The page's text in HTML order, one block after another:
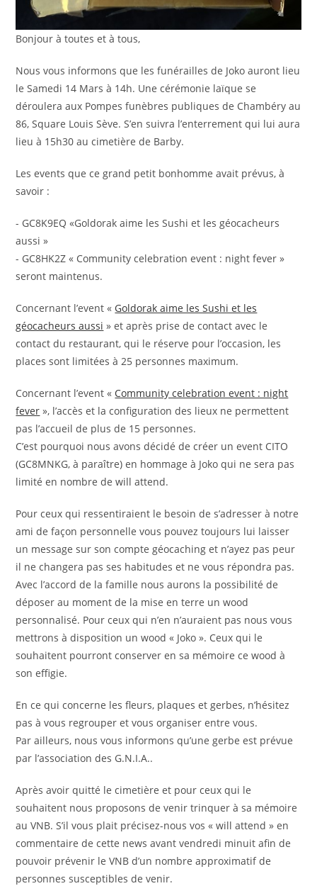
Bonjour à toutes et à tous,
Nous vous informons que les funérailles de Joko auront lieu
le Samedi 14 Mars à 14h. Une cérémonie laïque se
déroulera aux Pompes funèbres publiques de Chambéry au
86, Square Louis Sève. S’en suivra l’enterrement qui lui aura
lieu à 15h30 au cimetière de Barby.
Les events que ce grand petit bonhomme avait prévus, à
savoir :
- GC8K9EQ «Goldorak aime les Sushi et les géocacheurs
aussi »
- GC8HK2Z « Community celebration event : night fever »
seront maintenus.
Concernant l’event « Goldorak aime les Sushi et les
géocacheurs aussi » et après prise de contact avec le
contact du restaurant, qui le réserve pour l’occasion, les
places sont limitées à 25 personnes maximum.
Concernant l’event « Community celebration event : night
fever », l’accès et la configuration des lieux ne permettent
pas l’accueil de plus de 15 personnes.
C’est pourquoi nous avons décidé de créer un event CITO
(GC8MNKG, à paraître) en hommage à Joko qui ne sera pas
limité en nombre de will attend.
Pour ceux qui ressentiraient le besoin de s’adresser à notre
ami de façon personnelle vous pouvez toujours lui laisser
un message sur son compte géocaching et n’ayez pas peur
il ne changera pas ses habitudes et ne vous répondra pas.
Avec l’accord de la famille nous aurons la possibilité de
déposer au moment de la mise en terre un wood
personnalisé. Pour ceux qui n’en n’auraient pas nous vous
mettrons à disposition un wood « Joko ». Ceux qui le
souhaitent pourront conserver en sa mémoire ce wood à
son effigie.
En ce qui concerne les fleurs, plaques et gerbes, n’hésitez
pas à vous regrouper et vous organiser entre vous.
Par ailleurs, nous vous informons qu’une gerbe est prévue
par l’association des G.N.I.A..
Après avoir quitté le cimetière et pour ceux qui le
souhaitent nous proposons de venir trinquer à sa mémoire
au VNB. S’il vous plait précisez-nous vos « will attend » en
commentaire de cette news avant vendredi minuit afin de
pouvoir prévenir le VNB d’un nombre approximatif de
personnes susceptibles de venir.